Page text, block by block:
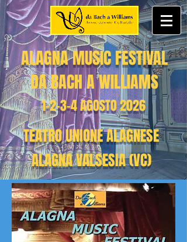
ALAGNA MUSIC FESTIVAL
DA BACH A WILLIAMS
1-2-3-4 AGOSTO 2026
TEATRO UNIONE ALAGNESE
ALAGNA VALSESIA (VC)